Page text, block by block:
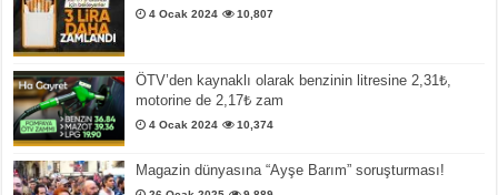
4 Ocak 2024 10,807
ÖTV’den kaynaklı olarak benzinin litresine 2,31₺,
motorine de 2,17₺ zam
4 Ocak 2024 10,374
Magazin dünyasına “Ayşe Barım” soruşturması!